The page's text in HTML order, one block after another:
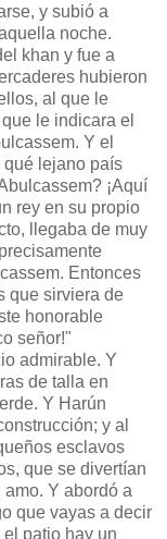
y subió a
noche.
khan y fue a
hubieron
al que le
le indicara el
Y el
qué lejano país
¡Aquí
rey en su propio
llegaba de muy
Entonces
que sirviera de
honorable
señor!"
admirable. Y
de talla en
Y Harún
y al
esclavos
que se divertían
Y abordó a
que vayas a decir
el patio hay un